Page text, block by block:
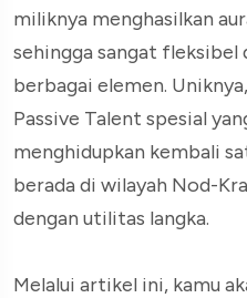
miliknya menghasilkan
sehingga sangat fleksibel
berbagai elemen.
Passive Talent spesial
menghidupkan kembali
berada di wilayah Nod-
dengan utilitas langka.
Melalui artikel ini, kamu